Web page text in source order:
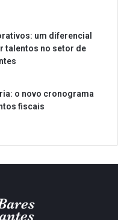
um diferencial
talentos no setor de
o novo cronograma
fiscais